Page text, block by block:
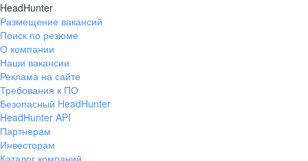
HeadHunter
Размещение вакансий
Поиск по резюме
О компании
Наши вакансии
Реклама на сайте
Требования к ПО
Безопасный HeadHunter
HeadHunter API
Партнерам
Инвесторам
Каталог компаний